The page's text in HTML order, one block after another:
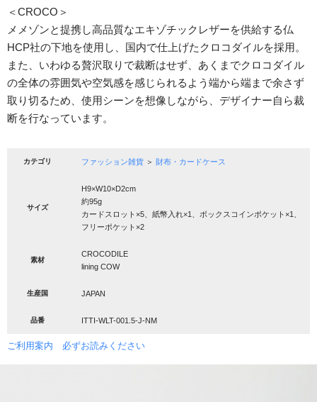
＜CROCO＞
メメゾンと提携し高品質なエキゾチックレザーを供給する仏
HCP社の下地を使用し、国内で仕上げたクロコダイルを採用。
また、いわゆる贅沢取りで裁断はせず、あくまでクロコダイル
の全体の雰囲気や空気感を感じられるよう端から端まで余さず
取り切るため、使用シーンを想像しながら、デザイナー自ら裁
断を行なっています。
カテゴリ ファッション雑貨 ＞ 財布・カードケース
サイズ
H9×W10×D2cm
約95g
カードスロット×5、紙幣入れ×1、ボックスコインポケット×1、
フリーポケット×2
素材
CROCODILE
lining COW
生産国 JAPAN
品番 ITTI-WLT-001.5-J-NM
ご利用案内 必ずお読みください